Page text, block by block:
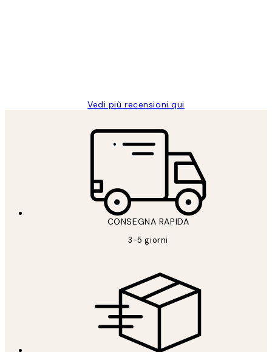
Vedi più recensioni qui
CONSEGNA RAPIDA
3-5 giorni